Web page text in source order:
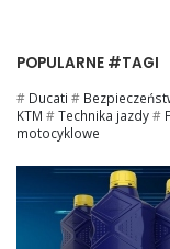
POPULARNE #TAGI
# Ducati #
KTM #Technika jazdy#
motocyklowe